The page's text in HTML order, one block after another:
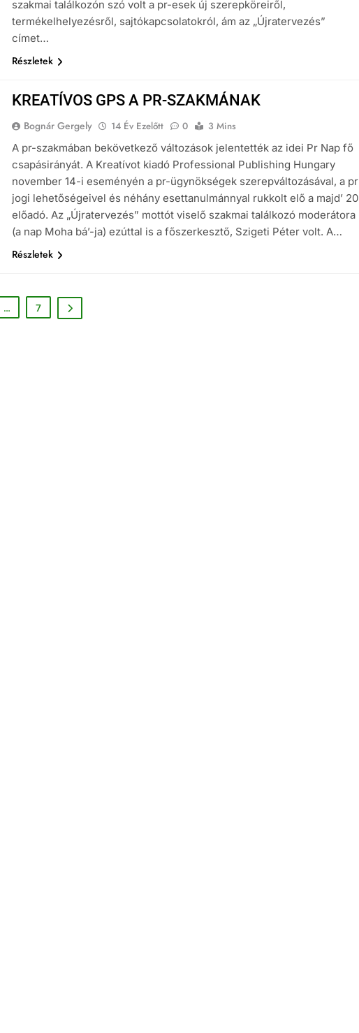
szakmai találkozón szó volt a pr-esek új szerepköreiről,
termékelhelyezésről, sajtókapcsolatokról, ám az „Újratervezés”
címet…
Részletek
KREATÍVOS GPS A PR-SZAKMÁNAK
Bognár Gergely 14 Év Ezelőtt 0
3 Mins
A pr-szakmában bekövetkező változások jelentették az idei Pr Nap fő
csapásirányát. A Kreatívot kiadó Professional Publishing Hungary
november 14-i eseményén a pr-ügynökségek szerepváltozásával, a pr
jogi lehetőségeivel és néhány esettanulmánnyal rukkolt elő a majd’ 20
előadó. Az „Újratervezés” mottót viselő szakmai találkozó moderátora
(a nap Moha bá’-ja) ezúttal is a főszerkesztő, Szigeti Péter volt. A…
Részletek
… 7